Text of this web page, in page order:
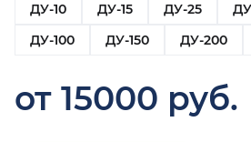
ДУ-10 ДУ-15 ДУ-25
ДУ-100
ДУ-150 ДУ-200
от 15000 руб.